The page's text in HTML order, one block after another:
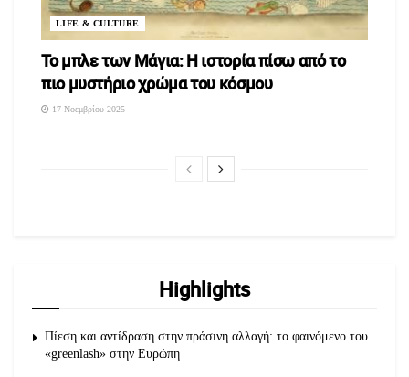
Παραδοσιακή Μουσική ζωντανά με τα χάλκινα τουΤάκη
Μπέτζιου.
ΣυνοδεύειΧΟΡΕΥΤΙΚΗ ΟΜΑΔΑ του Συλλόγου
LIFE & CULTURE
To μπλε των Μάγια: Η ιστορία πίσω από το
πιο μυστήριο χρώμα του κόσμου
17 Νοεμβρίου 2025
Highlights
Πίεση και αντίδραση στην πράσινη αλλαγή: το φαινόμενο του
«greenlash» στην Ευρώπη